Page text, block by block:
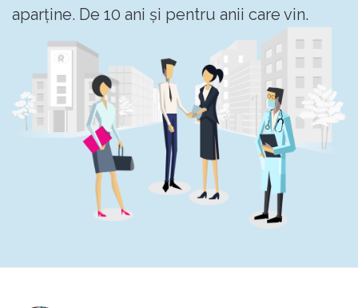
aparține. De 10 ani și pentru anii care vin.